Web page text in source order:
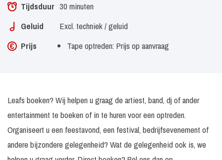
Tijdsduur 30 minuten
Geluid
Excl. techniek / geluid
Prijs
Tape optreden: Prijs op aanvraag
Leafs boeken? Wij helpen u graag de artiest, band, dj of ander
entertainment te boeken of in te huren voor een optreden.
Organiseert u een feestavond, een festival, bedrijfsevenement of
andere bijzondere gelegenheid? Wat de gelegenheid ook is, we